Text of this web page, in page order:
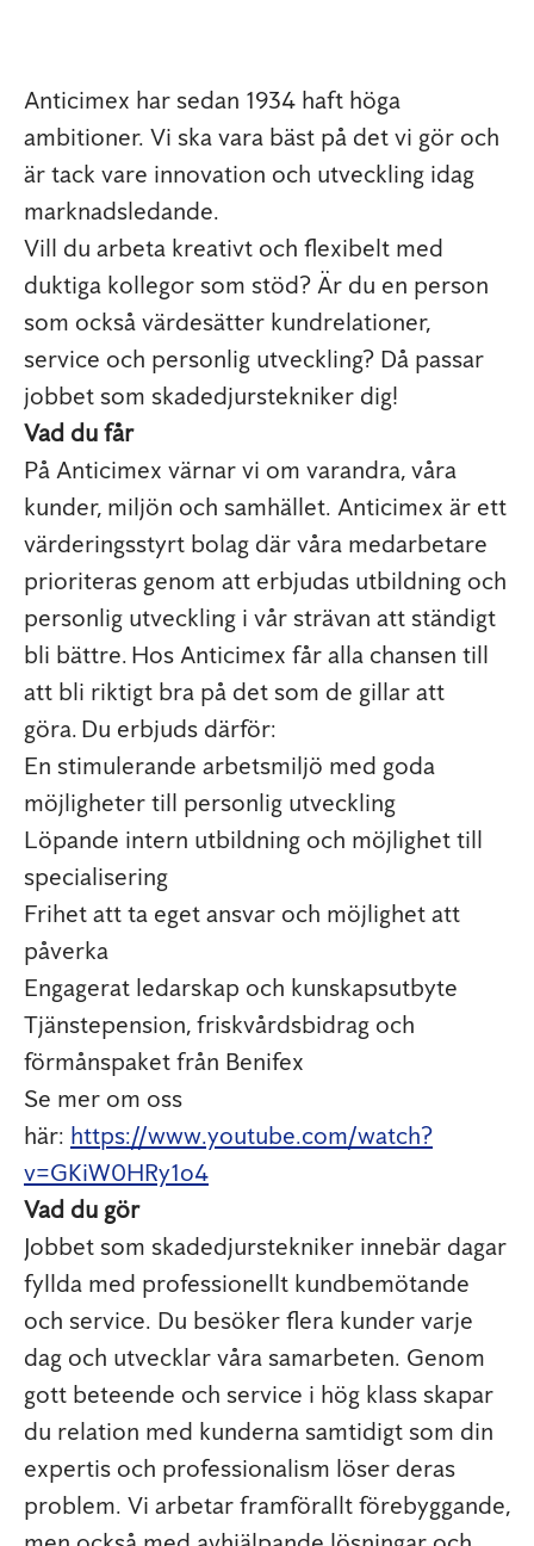
Anticimex har sedan 1934 haft höga
ambitioner. Vi ska vara bäst på det vi gör och
är tack vare innovation och utveckling idag
marknadsledande.
Vill du arbeta kreativt och flexibelt med
duktiga kollegor som stöd? Är du en person
som också värdesätter kundrelationer,
service och personlig utveckling? Då passar
jobbet som skadedjurstekniker dig!
Vad du får
På Anticimex värnar vi om varandra, våra
kunder, miljön och samhället. Anticimex är ett
värderingsstyrt bolag där våra medarbetare
prioriteras genom att erbjudas utbildning och
personlig utveckling i vår strävan att ständigt
bli bättre. Hos Anticimex får alla chansen till
att bli riktigt bra på det som de gillar att
göra. Du erbjuds därför:
En stimulerande arbetsmiljö med goda
möjligheter till personlig utveckling
Löpande intern utbildning och möjlighet till
specialisering
Frihet att ta eget ansvar och möjlighet att
påverka
Engagerat ledarskap och kunskapsutbyte
Tjänstepension, friskvårdsbidrag och
förmånspaket från Benifex
Se mer om oss
här: https://www.youtube.com/watch?
v=GKiW0HRy1o4
Vad du gör
Jobbet som skadedjurstekniker innebär dagar
fyllda med professionellt kundbemötande
och service. Du besöker flera kunder varje
dag och utvecklar våra samarbeten. Genom
gott beteende och service i hög klass skapar
du relation med kunderna samtidigt som din
expertis och professionalism löser deras
problem. Vi arbetar framförallt förebyggande,